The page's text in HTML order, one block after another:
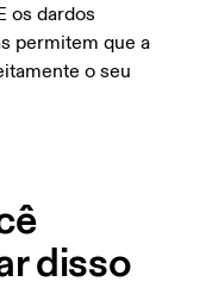
os dardos
permitem que a
o seu
disso